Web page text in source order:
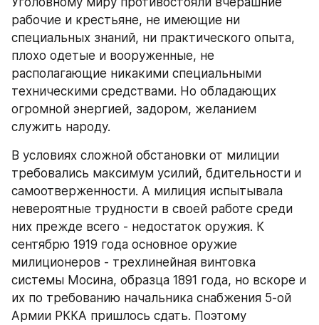
рабочие и крестьяне, не имеющие ни
специальных знаний, ни практического опыта,
плохо одетые и вооруженные, не
располагающие никакими специальными
техническими средствами. Но обладающих
огромной энергией, задором, желанием
служить народу.
В условиях сложной обстановки от милиции
требовались максимум усилий, бдительности и
самоотверженности. А милиция испытывала
невероятные трудности в своей работе среди
них прежде всего - недостаток оружия. К
сентябрю 1919 года основное оружие
милиционеров - трехлинейная винтовка
системы Мосина, образца 1891 года, но вскоре и
их по требованию начальника снабжения 5-ой
Армии РККА пришлось сдать. Поэтому